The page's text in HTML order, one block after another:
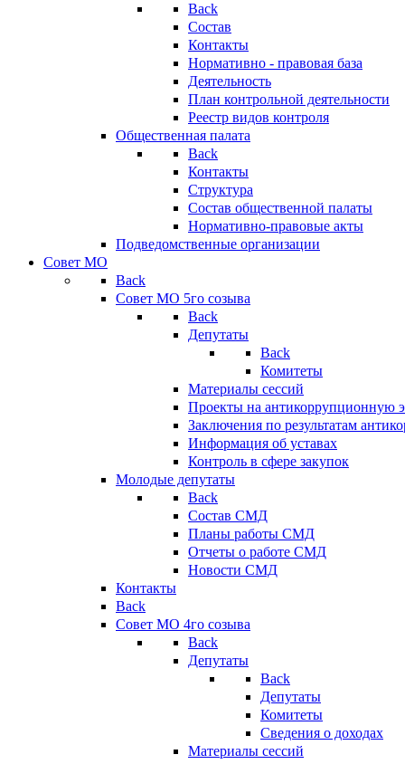
Back
Состав
Контакты
Нормативно - правовая база
Деятельность
План контрольной деятельности
Реестр видов контроля
Общественная палата
Back
Контакты
Структура
Состав общественной палаты
Нормативно-правовые акты
Подведомственные организации
Совет МО
Back
Совет МО 5го созыва
Back
Депутаты
Back
Комитеты
Материалы сессий
Проекты на антикоррупционную
Заключения по результатам
Информация об уставах
Контроль в сфере закупок
Молодые депутаты
Back
Состав СМД
Планы работы СМД
Отчеты о работе СМД
Новости СМД
Контакты
Back
Совет МО 4го созыва
Back
Депутаты
Back
Депутаты
Комитеты
Сведения о доходах
Материалы сессий